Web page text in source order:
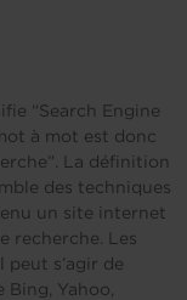
“Search Engine
à mot est donc
La définition
des techniques
un site internet
recherche. Les
s’agir de
Yahoo,